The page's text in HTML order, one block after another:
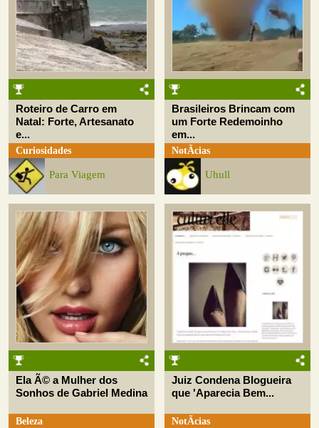
Roteiro de Carro em
Natal: Forte, Artesanato
e...
Curiosidades
Para Viagem
Brasileiros Brincam com
um Forte Redemoinho
em...
NotÃ­cias
Uhull
Ela Ã© a Mulher dos
Sonhos de Gabriel Medina
Beleza
Juiz Condena Blogueira
que 'Aparecia Bem...
NotÃ­cias